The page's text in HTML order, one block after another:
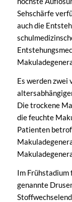
Sehschärfe
auch die
Es werden zwei
Die trockene
die feuchte
Patienten
Im Frühstadium
genannte